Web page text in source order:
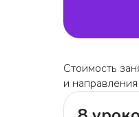
Стоимость
и